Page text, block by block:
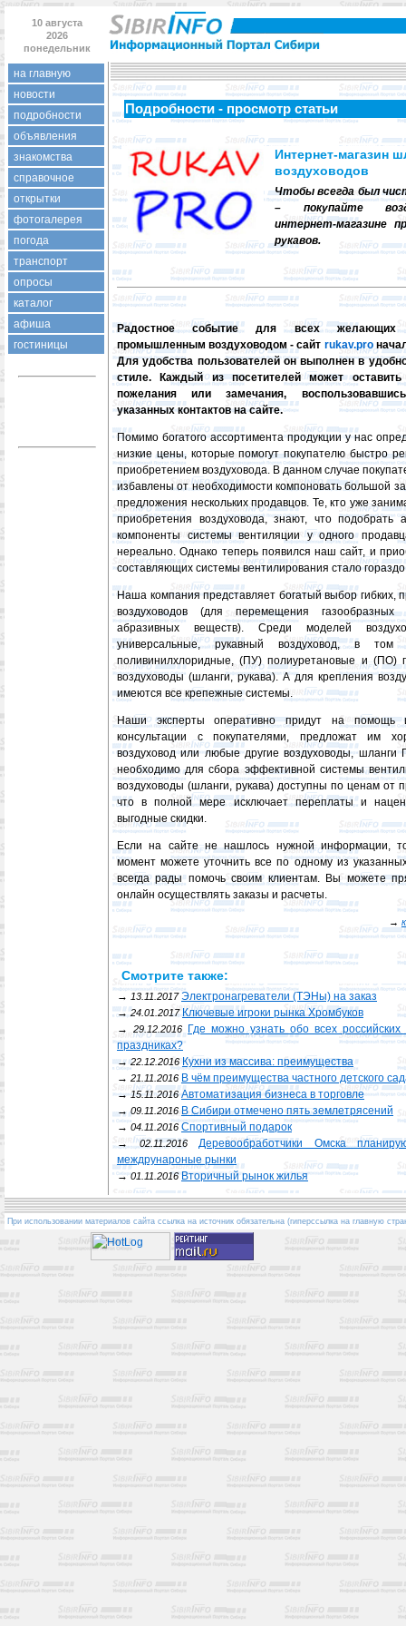
10 августа
2026
понедельник
на главную
новости
подробности
объявления
знакомства
справочное
открытки
фотогалерея
погода
транспорт
опросы
каталог
афиша
гостиницы
Подробности - просмотр статьи
Интернет-магазин
воздуховодов
Чтобы всегда был
– покупайте
интернет-магазине
рукавов.
Радостное событие для всех желающих
промышленным воздуховодом - сайт rukav.pro
Для удобства пользователей он выполнен в
стиле. Каждый из посетителей может оставить
пожелания или замечания,
указанных контактов на сайте.
Помимо богатого ассортимента продукции у нас
низкие цены, которые помогут покупателю быстро
приобретением воздуховода. В данном случае
избавлены от необходимости компоновать большой
предложения нескольких продавцов. Те, кто уже
приобретения воздуховода, знают, что подобрать
компоненты системы вентиляции у одного
нереально. Однако теперь появился наш сайт, и
составляющих системы вентилирования стало
Наша компания представляет богатый выбор гибких,
воздуховодов (для перемещения
абразивных веществ). Среди моделей
универсальные, рукавный воздуховод, в
поливинилхлоридные, (ПУ) полиуретановые и (ПО)
воздуховоды (шланги, рукава). А для крепления
имеются все крепежные системы.
Наши эксперты оперативно придут на помощь
консультации с покупателями, предложат им
воздуховод или любые другие воздуховоды, шланги
необходимо для сбора эффективной системы
воздуховоды (шланги, рукава) доступны по ценам от
что в полной мере исключает переплаты и
выгодные скидки.
Если на сайте не нашлось нужной информации,
момент можете уточнить все по одному из
всегда рады помочь своим клиентам. Вы можете
онлайн осуществлять заказы и расчеты.
→
Смотрите также:
→ 13.11.2017 Электронагреватели (ТЭНы) на заказ
→24.01.2017 Ключевые игроки рынка Хромбуков
→ 29.12.2016
Где можно узнать обо всех
праздниках?
→22.12.2016 Кухни из массива: преимущества
→ 21.11.2016 В чём преимущества частного детского
→15.11.2016 Автоматизация бизнеса в торговле
→09.11.2016 В Сибири отмечено пять землетрясений
→ 04.11.2016 Спортивный подарок
→02.11.2016
Деревообработчики Омска
междрунароные рынки
→01.11.2016 Вторичный рынок жилья
При использовании материалов сайта ссылка на источник обязательна (гиперссылка на главную